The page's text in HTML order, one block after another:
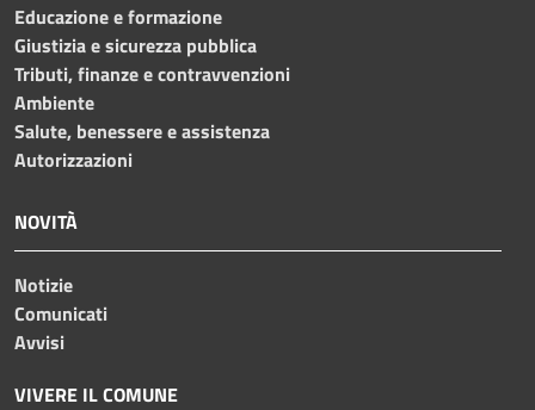
Educazione e formazione
Giustizia e sicurezza pubblica
Tributi, finanze e contravvenzioni
Ambiente
Salute, benessere e assistenza
Autorizzazioni
NOVITÀ
Notizie
Comunicati
Avvisi
VIVERE IL COMUNE